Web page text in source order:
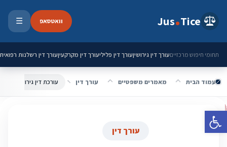
פתח סרגל נגישות
Jus Tice וואטסאפ ☰
תחומי חיפוש מרכזייםעורך דין גירושיןעורך דין פליליעורך דין מקרקעיןעורך דין רשלנות רפואית
עמוד הבית מאמרים משפטיים עורך דין
עורך דין